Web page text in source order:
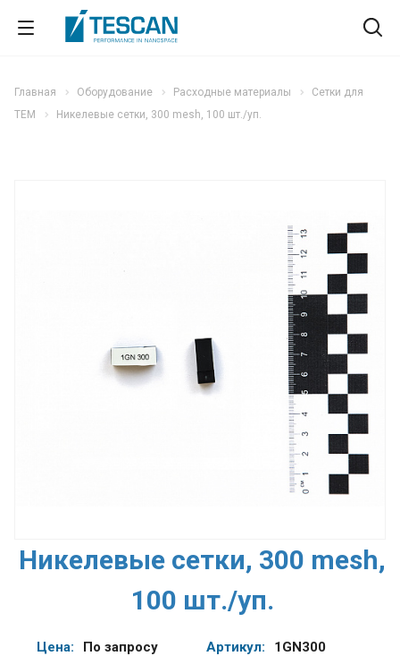
Главная Оборудование Расходные материалы
Сетки для
TEM
Никелевые сетки, 300 mesh, 100 шт./уп.
Никелевые сетки, 300 mesh,
100 шт./уп.
Цена: По запросу Артикул:
1GN300